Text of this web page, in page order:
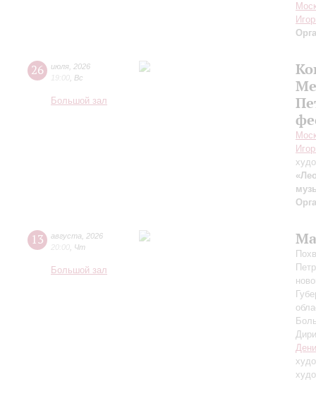
26 июля 2026
19:00 Вс
Большой зал
13 августа
2026
20:00 Чт
Большой зал